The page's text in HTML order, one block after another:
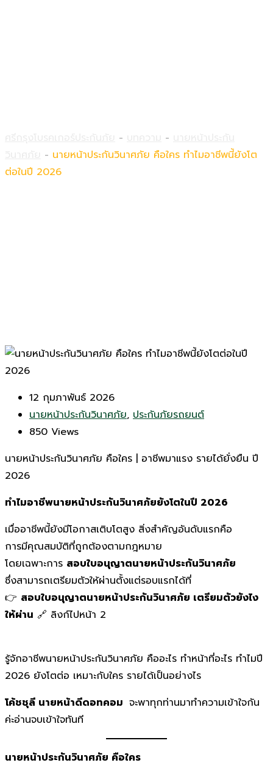
- -
- นายหน้าประกันวินาศภัย คือใคร ทำไมอาชีพนี้ยังโต
ต่อในปี 2026
12 กุมภาพันธ์ 2026
นายหน้าประกันวินาศภัย, ประกันภัยรถยนต์
850 Views
นายหน้าประกันวินาศภัย คือใคร | อาชีพมาแรง รายได้ยั่งยืน ปี
2026
ทำไมอาชีพนายหน้าประกันวินาศภัยยังโตในปี 2026
เมื่ออาชีพนี้ยังมีโอกาสเติบโตสูง สิ่งสำคัญอันดับแรกคือ
การมีคุณสมบัติที่ถูกต้องตามกฎหมาย
โดยเฉพาะการ สอบใบอนุญาตนายหน้าประกันวินาศภัย
ซึ่งสามารถเตรียมตัวให้ผ่านตั้งแต่รอบแรกได้ที่
👉 สอบใบอนุญาตนายหน้าประกันวินาศภัย เตรียมตัวยังไง
ให้ผ่าน 🔗 ลิงก์ไปหน้า 2
รู้จักอาชีพนายหน้าประกันวินาศภัย คืออะไร ทำหน้าที่อะไร ทำไมปี
2026 ยังโตต่อ เหมาะกับใคร รายได้เป็นอย่างไร
โค้ชชุลี นายหน้าดีดอทคอม จะพาทุกท่านมาทำความเข้าใจกัน
ค่ะอ่านจบเข้าใจทันที
นายหน้าประกันวินาศภัย คือใคร